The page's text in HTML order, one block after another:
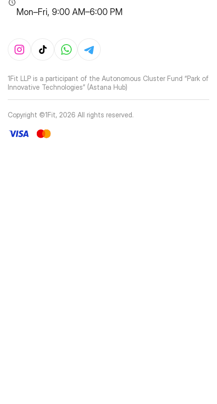
Mon–Fri, 9:00 AM–6:00 PM
1Fit LLP is a participant of the Autonomous Cluster Fund “Park of
Innovative Technologies” (Astana Hub)
Copyright ©1Fit, 2026 All rights reserved.